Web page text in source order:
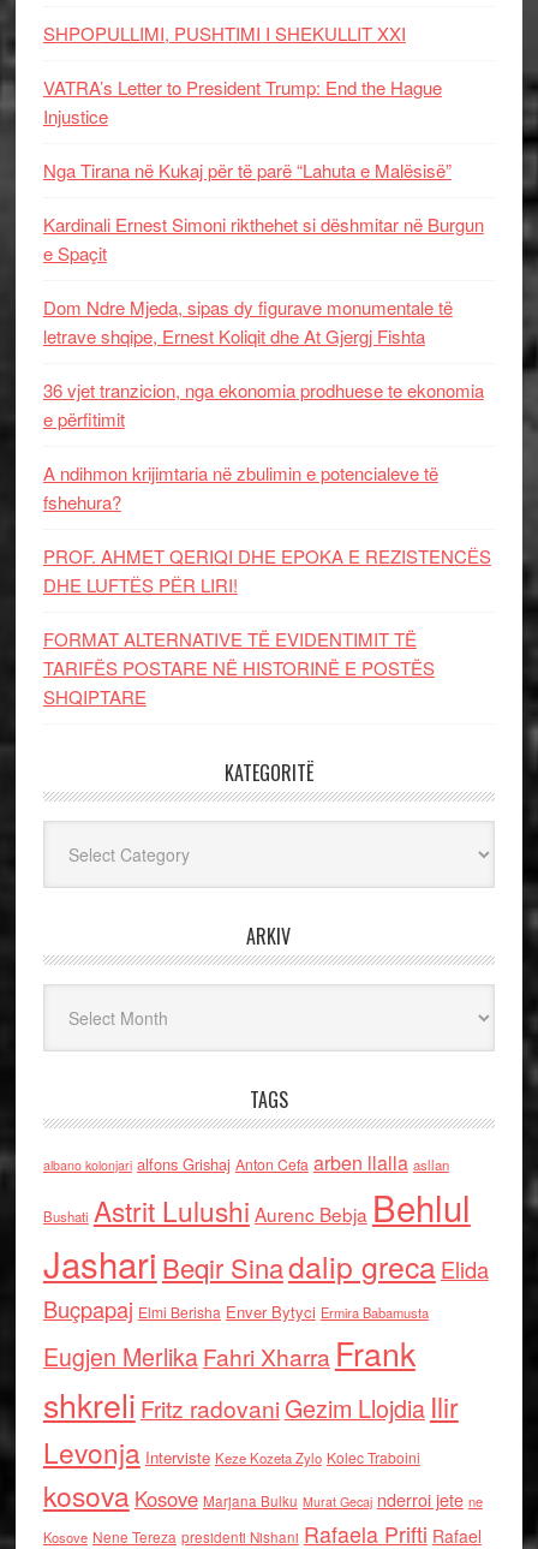
SHPOPULLIMI, PUSHTIMI I SHEKULLIT XXI
VATRA’s Letter to President Trump: End the Hague
Injustice
Nga Tirana në Kukaj për të parë “Lahuta e Malësisë”
Kardinali Ernest Simoni rikthehet si dëshmitar në Burgun
e Spaçit
Dom Ndre Mjeda, sipas dy figurave monumentale të
letrave shqipe, Ernest Koliqit dhe At Gjergj Fishta
36 vjet tranzicion, nga ekonomia prodhuese te ekonomia
e përfitimit
A ndihmon krijimtaria në zbulimin e potencialeve të
fshehura?
PROF. AHMET QERIQI DHE EPOKA E REZISTENCЁS
DHE LUFTЁS PЁR LIRI!
FORMAT ALTERNATIVE TË EVIDENTIMIT TË
TARIFËS POSTARE NË HISTORINË E POSTËS
SHQIPTARE
KATEGORITË
ARKIV
TAGS
albano kolonjari alfons Grishaj Anton Cefa arben llalla asllan
Bushati Astrit Lulushi Aurenc Bebja Behlul
Jashari Beqir Sinadalip grecaElida
Buçpapaj Elmi Berisha Enver Bytyci Ermira Babamusta
Eugjen MerlikaFahri Xharra Frank
shkreli Fritz radovaniGezim Llojdia Ilir
Levonja Interviste Keze Kozeta Zylo Kolec Traboini
kosova Kosove Marjana Bulku Murat Gecaj nderroi jete ne
Kosove Nene Tereza presidenti Nishani Rafaela Prifti Rafael